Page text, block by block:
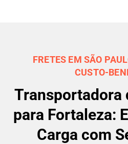
FRETES EM SÃO
CUSTO-
Transportadora
para Fortaleza:
Carga com